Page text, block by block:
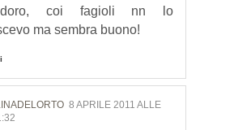
coi fagioli nn lo
ma sembra buono!
8 APRILE 2011 ALLE